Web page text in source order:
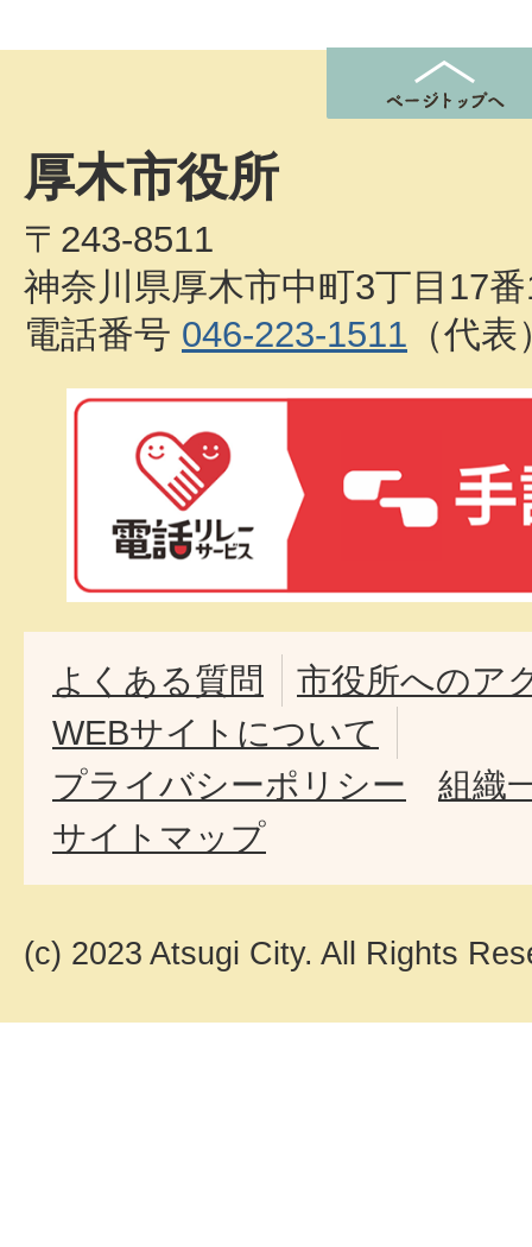
厚木市役所
〒243-8511
神奈川県厚木市中町3丁目17
電話番号 046-223-1511 （代表
よくある質問
市役所へのア
WEBサイトについて
プライバシーポリシー
組織
サイトマップ
(c) 2023 Atsugi City. All Rights